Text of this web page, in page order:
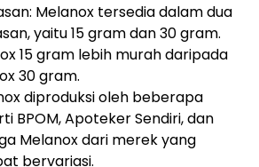
Melanox tersedia dalam dua
yaitu 15 gram dan 30 gram.
15 gram lebih murah daripada
30 gram.
diproduksi oleh beberapa
BPOM, Apoteker Sendiri, dan
Melanox dari merek yang
bervariasi.